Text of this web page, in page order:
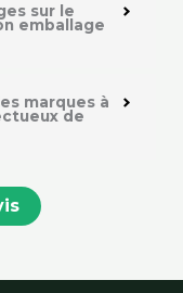
sur le
emballage
marques à
de